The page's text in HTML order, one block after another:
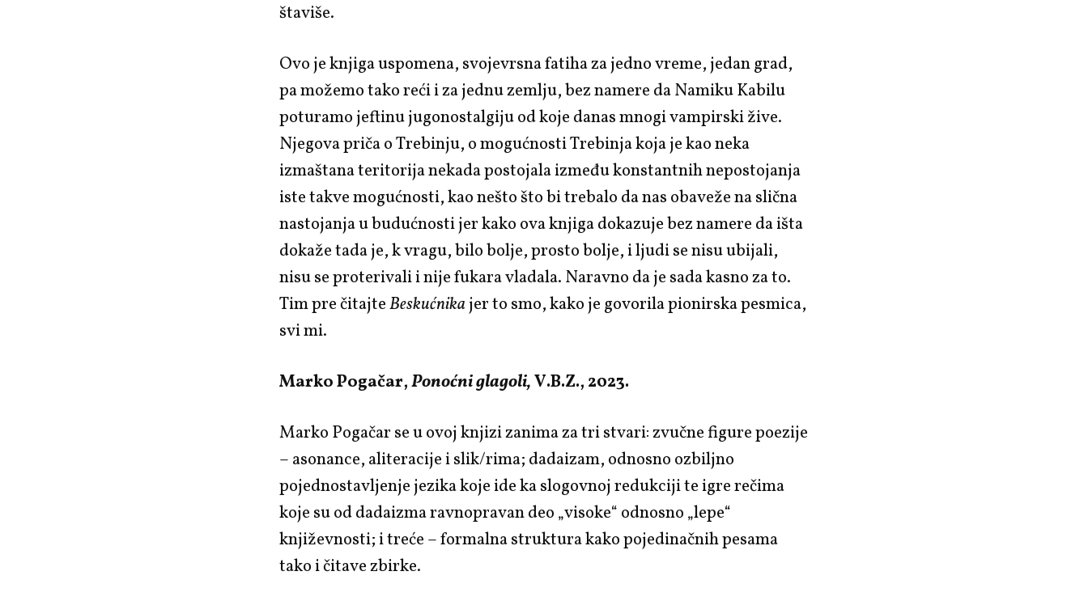
štaviše.
Ovo je knjiga uspomena, svojevrsna fatiha za jedno vreme, jedan grad,
pa možemo tako reći i za jednu zemlju, bez namere da Namiku Kabilu
poturamo jeftinu jugonostalgiju od koje danas mnogi vampirski žive.
Njegova priča o Trebinju, o mogućnosti Trebinja koja je kao neka
izmaštana teritorija nekada postojala između konstantnih nepostojanja
iste takve mogućnosti, kao nešto što bi trebalo da nas obaveže na slična
nastojanja u budućnosti jer kako ova knjiga dokazuje bez namere da išta
dokaže tada je, k vragu, bilo bolje, prosto bolje, i ljudi se nisu ubijali,
nisu se proterivali i nije fukara vladala. Naravno da je sada kasno za to.
Tim pre čitajteBeskućnikajer to smo, kako je govorila pionirska pesmica,
svi mi.
Marko Pogačar,Ponoćni glagoli,V.B.Z., 2023.
Marko Pogačar se u ovoj knjizi zanima za tri stvari: zvučne figure poezije
– asonance, aliteracije i slik/rima; dadaizam, odnosno ozbiljno
pojednostavljenje jezika koje ide ka slogovnoj redukciji te igre rečima
koje su od dadaizma ravnopravan deo „visoke“ odnosno „lepe“
književnosti; i treće – formalna struktura kako pojedinačnih pesama
tako i čitave zbirke.